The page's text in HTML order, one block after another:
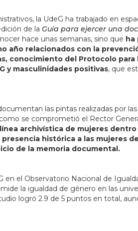
la UdeG ha trabajado en
de la Guía para ejercer una
hace unas semanas, sino que ha
año relacionados con la
conocimiento del Protocolo para
y masculinidades positivas, que
las pintas realizadas por
se comprometió el Rector
archivística de mujeres
histórica a las mujeres
de la memoria documental.
en el Observatorio Nacional de
la igualdad de género en las
logró 2.9 de 5 puntos en total,